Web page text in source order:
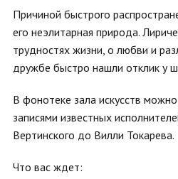
Причиной быстрого
его неэлитарная природа.
трудностях жизни, о любви и
дружбе быстро нашли отклик у
В фонотеке зала искусств
записями известных
Вертинского до Вилли Токарева.
Что вас ждет: